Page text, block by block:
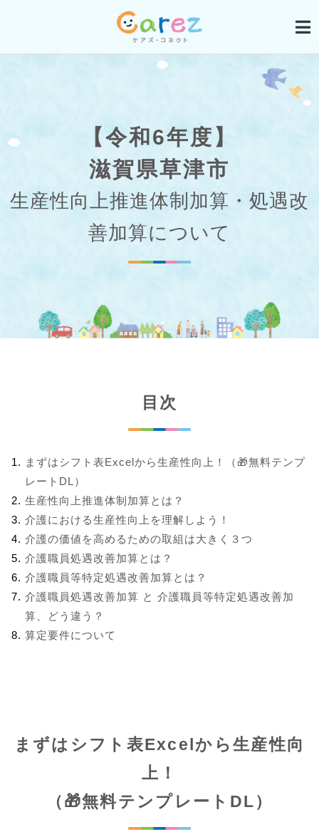
【令和6年度】
滋賀県草津市
生産性向上推進体制加算・処遇改
善加算について
目次
まずはシフト表Excelから生産性向上！（🎁無料テンプ
レートDL）
生産性向上推進体制加算とは？
介護における生産性向上を理解しよう！
介護の価値を高めるための取組は大きく３つ
介護職員処遇改善加算とは？
介護職員等特定処遇改善加算とは？
介護職員処遇改善加算 と 介護職員等特定処遇改善加
算、どう違う？
算定要件について
まずはシフト表Excelから生産性向
上！
（🎁無料テンプレートDL）